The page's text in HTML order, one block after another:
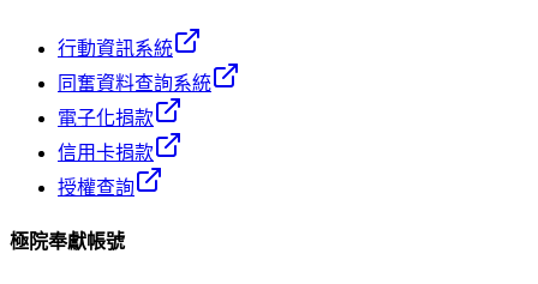
行動資訊系統
同奮資料查詢系統
電子化捐款
信用卡捐款
授權查詢
極院奉獻帳號